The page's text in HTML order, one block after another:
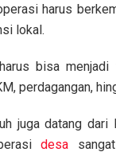
harus
lokal.
bisa
perdagangan,
juga datang dari
desa